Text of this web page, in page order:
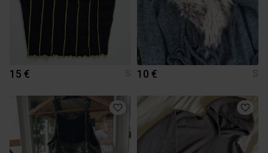
15 € S 10 € S